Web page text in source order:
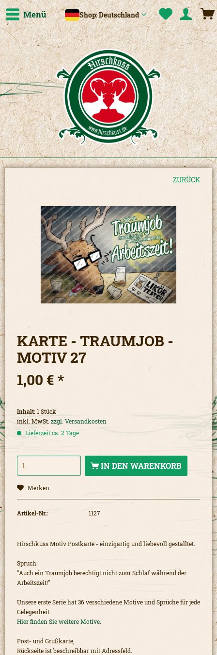
Menü Shop: Deutschland
ZURÜCK
KARTE - TRAUMJOB -
MOTIV 27
1,00 € *
Inhalt:1 Stück
inkl. MwSt. zzgl. Versandkosten
Lieferzeit ca. 2 Tage
IN DENWARENKORB
Merken
Artikel-Nr.: 1127
Hirschkuss Motiv Postkarte - einzigartig und liebevoll gestalltet.
Spruch:
"Auch ein Traumjob berechtigt nicht zum Schlaf während der
Arbeitszeit!"
Unsere erste Serie hat 36 verschiedene Motive und Sprüche für jede
Gelegenheit.
Hier finden Sie weitere Motive.
Post- und Grußkarte,
Rückseite ist beschreibbar mit Adressfeld.